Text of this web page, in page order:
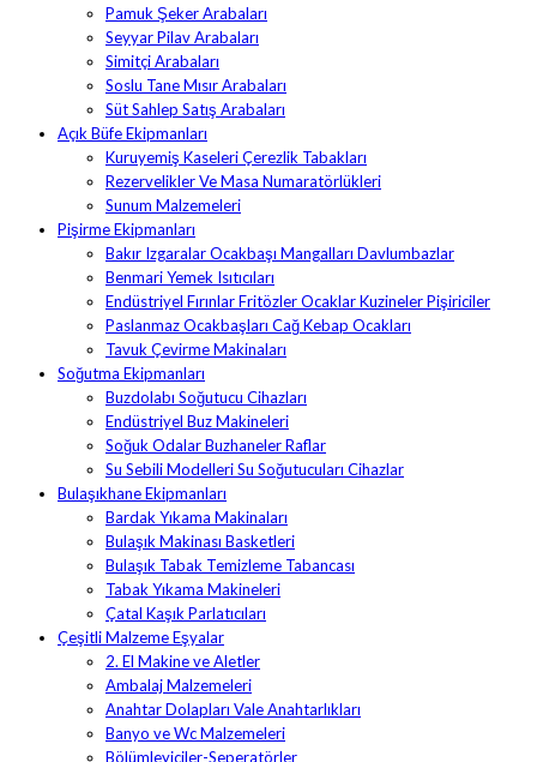
Pamuk Şeker Arabaları
Seyyar Pilav Arabaları
Simitçi Arabaları
Soslu Tane Mısır Arabaları
Süt Sahlep Satış Arabaları
Açık Büfe Ekipmanları
Kuruyemiş Kaseleri Çerezlik Tabakları
Rezervelikler Ve Masa Numaratörlükleri
Sunum Malzemeleri
Pişirme Ekipmanları
Bakır Izgaralar Ocakbaşı Mangalları Davlumbazlar
Benmari Yemek Isıtıcıları
Endüstriyel Fırınlar Fritözler Ocaklar Kuzineler Pişiriciler
Paslanmaz Ocakbaşları Cağ Kebap Ocakları
Tavuk Çevirme Makinaları
Soğutma Ekipmanları
Buzdolabı Soğutucu Cihazları
Endüstriyel Buz Makineleri
Soğuk Odalar Buzhaneler Raflar
Su Sebili Modelleri Su Soğutucuları Cihazlar
Bulaşıkhane Ekipmanları
Bardak Yıkama Makinaları
Bulaşık Makinası Basketleri
Bulaşık Tabak Temizleme Tabancası
Tabak Yıkama Makineleri
Çatal Kaşık Parlatıcıları
Çeşitli Malzeme Eşyalar
2. El Makine ve Aletler
Ambalaj Malzemeleri
Anahtar Dolapları Vale Anahtarlıkları
Banyo ve Wc Malzemeleri
Bölümleyiciler-Seperatörler